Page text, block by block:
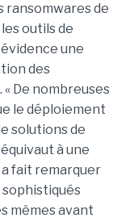
ransomwares de
outils de
une
des
De nombreuses
le déploiement
solutions de
à une
fait remarquer
sophistiqués
mêmes avant